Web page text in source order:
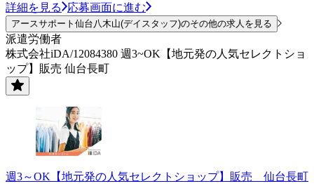
詳細を見る 応募画面に進む
アースサポート仙台八木山(デイスタッフ)のその他の求人を見る
派遣労働者
株式会社iDA/12084380 週3~OK【地元発の人気セレクトショ
ップ】販売 仙台長町
週3～OK【地元発の人気セレクトショップ】販売 仙台長町